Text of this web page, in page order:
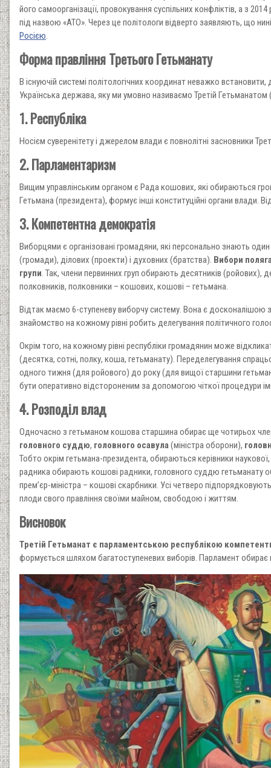
його самоорганізації, провокування суспільних конфліктів, а з
під назвою «АТО». Через це політологи відверто заявляють, що
Росією.
Форма правління Третього Гетьманату
В існуючій системі політологічних координат неважко
Українська держава, яку ми умовно називаємо Третій Гетьманатом
1. Республіка
Носієм суверенітету і джерелом влади є повнолітні засновники
2. Парламентаризм
Вищим управлінським органом є Рада кошових, які обираються
Гетьмана (президента), формує інші конституційні органи влади.
3. Компетентна демократія
Виборцями є організовані громадяни, які персонально знають
(громади), ділових (проекти) і духовних (братства). Вибори
групи. Так, члени первинних груп обирають десятників (ройових),
полковників, полковники – кошових, кошові – гетьмана.
Відтак маємо 6-ступеневу виборчу систему. Вона є досконалішою
знайомство на кожному рівні робить делегування політичного
Окрім того, на кожному рівні республіки громадянин може
(десятка, сотні, полку, коша, гетьманату). Переделегування
одного тижня (для ройового) до року (для вищої старшини
бути оперативно відстороненим за допомогою чіткої процедури
4. Розподіл влад
Одночасно з гетьманом кошова старшина обирає ще чотирьох
головного суддю, головного осавула(міністра оборони),
Тобто окрім гетьмана-президента, обираються керівники
радника обирають кошові радники, головного суддю гетьманату
прем’єр-міністра – кошові скарбники. Усі четверо
плоди свого правління своїми майном, свободою і життям.
Висновок
Третій Гетьманат є парламентською республікою
формується шляхом багатоступеневих виборів. Парламент